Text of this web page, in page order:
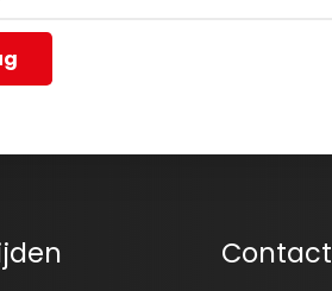
Contact